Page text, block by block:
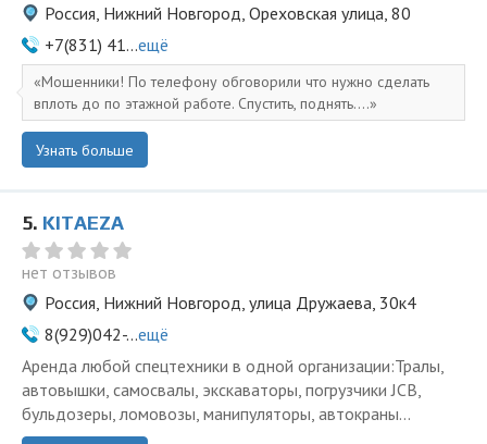
Россия, Нижний Новгород, Ореховская улица, 80
+7(831) 41...ещё
Мошенники! По телефону обговорили что нужно сделать
вплоть до по этажной работе. Спустить, поднять....
Узнать больше
5. KITAEZA
нет отзывов
Россия, Нижний Новгород, улица Дружаева, 30к4
8(929)042-...ещё
Аренда любой спецтехники в одной организации:Тралы,
автовышки, самосвалы, экскаваторы, погрузчики JCB,
бульдозеры, ломовозы, манипуляторы, автокраны...